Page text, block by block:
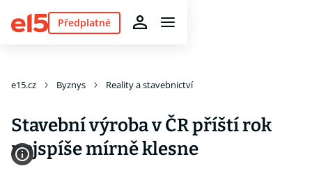
Předplatné
e15.cz Byznys Reality a stavebnictví
Stavební výroba v ČR příští rok
nejspíše mírně klesne